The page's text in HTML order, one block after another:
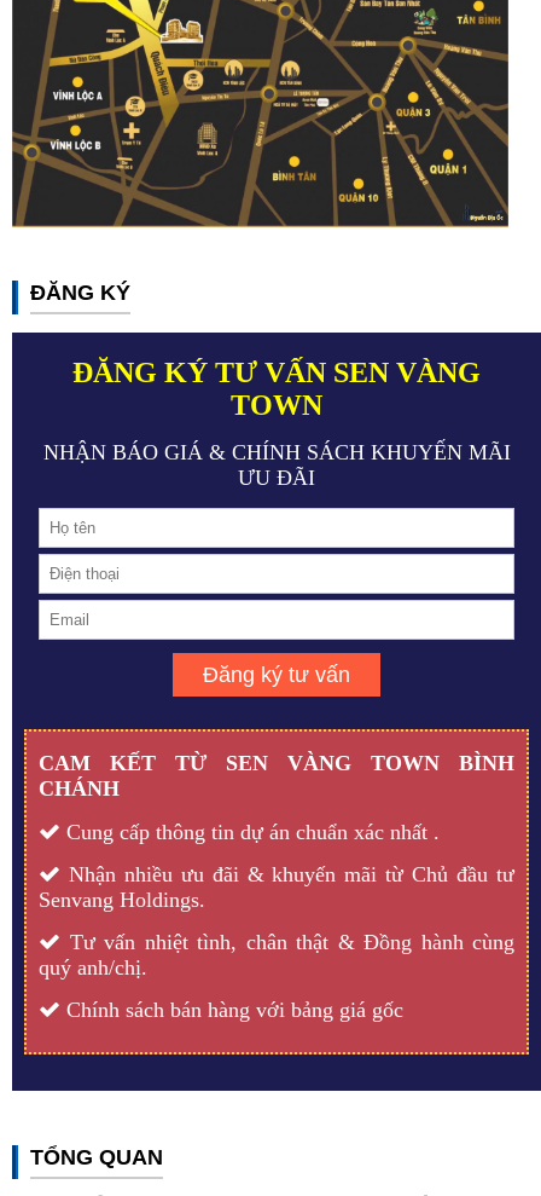
ĐĂNG KÝ
ĐĂNG KÝ TƯ VẤN SEN VÀNG
TOWN
NHẬN BÁO GIÁ & CHÍNH SÁCH KHUYẾN MÃI
ƯU ĐÃI
Đăng ký tư vấn
CAM KẾT TỪ SEN VÀNG TOWN BÌNH
CHÁNH
Cung cấp thông tin dự án chuẩn xác nhất .
Nhận nhiều ưu đãi & khuyến mãi từ Chủ đầu tư
Senvang Holdings.
Tư vấn nhiệt tình, chân thật & Đồng hành cùng
quý anh/chị.
Chính sách bán hàng với bảng giá gốc
TỔNG QUAN